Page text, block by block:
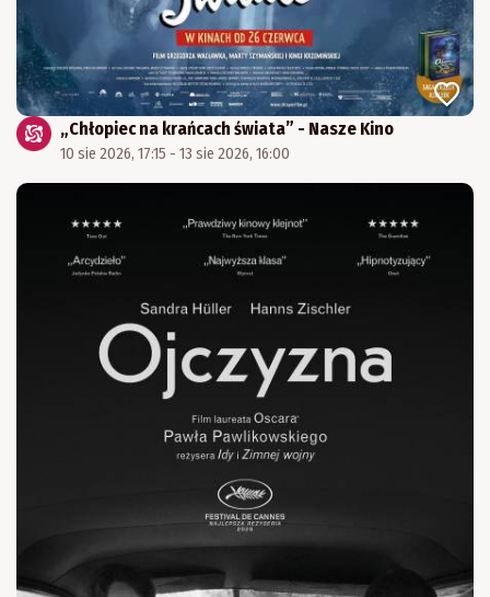
„Chłopiec na krańcach świata” - Nasze Kino
10 sie 2026, 17:15 - 13 sie 2026, 16:00